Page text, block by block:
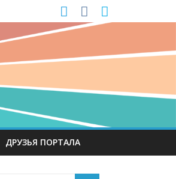
ДРУЗЬЯ ПОРТАЛА